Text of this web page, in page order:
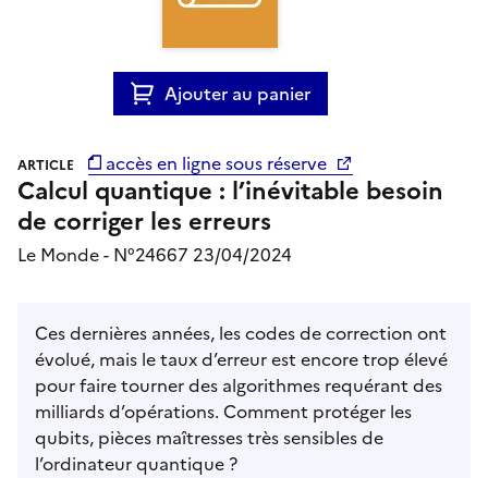
Ajouter au panier
accès en ligne sous réserve
ARTICLE
Calcul quantique : l’inévitable besoin
de corriger les erreurs
Le Monde - N°24667 23/04/2024
Ces dernières années, les codes de correction ont
évolué, mais le taux d’erreur est encore trop élevé
pour faire tourner des algorithmes requérant des
milliards d’opérations. Comment protéger les
qubits, pièces maîtresses très sensibles de
l’ordinateur quantique ?